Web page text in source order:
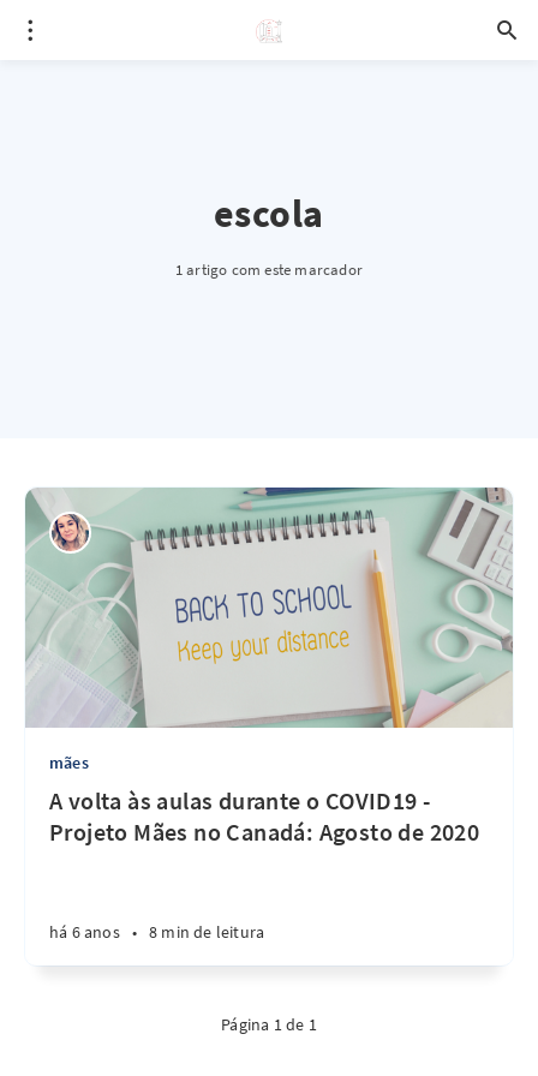
escola
1 artigo com este marcador
mães
A volta às aulas durante o COVID19 -
Projeto Mães no Canadá: Agosto de 2020
há 6 anos • 8 min de leitura
Página 1 de 1